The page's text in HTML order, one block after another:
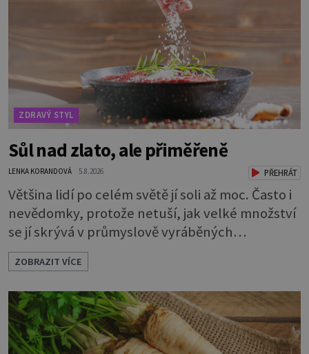
Procvičujte mozkové závity. Není to nijak slož
ZDRAVÝ STYL
Sůl nad zlato, ale přiměřeně
LENKA KORANDOVÁ 5.8.2026 PŘEHRÁT
Většina lidí po celém světě jí soli až moc. Často i
nevědomky, protože netuší, jak velké množství
se jí skrývá v průmyslově vyráběných
potravinách, dokonce i těch sladkých. Sůl je
zdravá Ale v ani ne třetinovém množství, než je
pro většinu populace běžné. Její základní
složky– sodík a chlór – jsou zásadní pro správné
hospodaření organismu s tekutinami. Pomáhají
totiž udrž
ZOBRAZIT VÍCE